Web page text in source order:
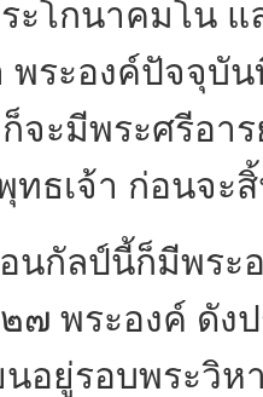
ะโกนาคมโน แ
พระองค์ปัจจุบั
จะมีพระศรีอา
ทธเจ้า ก่อนจะ
ป์นี้ก็มีพระอดี
๗ พระองค์ ดัง
นอยู่รอบพระวิ